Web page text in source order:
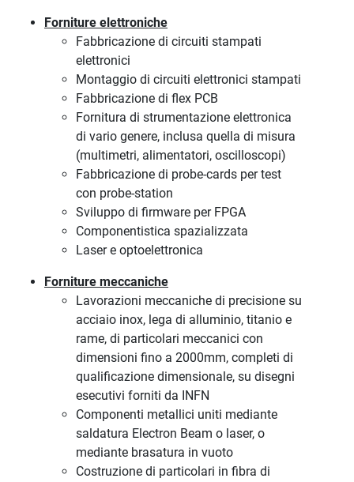
Forniture elettroniche
Fabbricazione di circuiti stampati
elettronici
Montaggio di circuiti elettronici stampati
Fabbricazione di flex PCB
Fornitura di strumentazione elettronica
di vario genere, inclusa quella di misura
(multimetri, alimentatori, oscilloscopi)
Fabbricazione di probe-cards per test
con probe-station
Sviluppo di firmware per FPGA
Componentistica spazializzata
Laser e optoelettronica
Forniture meccaniche
Lavorazioni meccaniche di precisione su
acciaio inox, lega di alluminio, titanio e
rame, di particolari meccanici con
dimensioni fino a 2000mm, completi di
qualificazione dimensionale, su disegni
esecutivi forniti da INFN
Componenti metallici uniti mediante
saldatura Electron Beam o laser, o
mediante brasatura in vuoto
Costruzione di particolari in fibra di